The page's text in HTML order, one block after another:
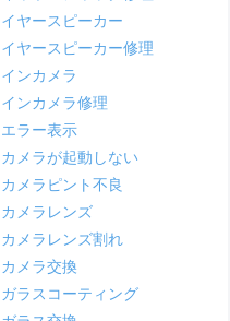
イヤースピーカー
イヤースピーカー修理
インカメラ
インカメラ修理
エラー表示
カメラが起動しない
カメラピント不良
カメラレンズ
カメラレンズ割れ
カメラ交換
ガラスコーティング